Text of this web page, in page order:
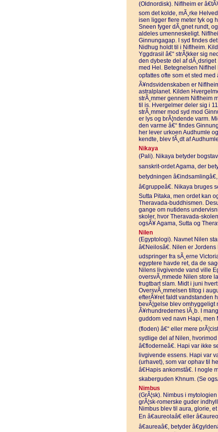
(Oldnordisk). Niflheim er
som det kolde, mÃ¸rke
isen ligger flere meter tyk og
Sneen fyger dÃ¸gnet rundt,
aldeles umenneskeligt.
Ginnungagap. I syd findes
Nidhug holdt til i Niflheim.
Yggdrasil â€“ strÃ¦kker sig
den dybeste del af
med Hel. Betegnelsen Niflhel
opfattes ofte som et sted med
Ã¥ndsvidenskaben er
astralplanet. Kilden
strÃ¸mmer gennem Niflheim
til is. Hvergelmer deler sig i
strÃ¸mmer mod syd mod
er lys og brÃ¦ndende varm.
den varme â€“ findes
her lever urkoen Audhumle
kendte, blev fÃ¸dt af
Nikaya
(Pali). Nikaya betyder
sanskrit-ordet Agama, der
betydningen â€indsamlingâ€,
â€gruppeâ€. Nikaya
Sutta Pitaka, men ordet kan
Theravada-buddhismen.
gange om nutidens
skoler, hvor Theravada-
ogsÃ¥ Agama, Sutta og
Nilen
(Egyptologi). Navnet Nilen
â€Neilosâ€. Nilen er
udspringer fra sÃ¸erne
egyptere havde ret, da de
Nilens livgivende vand ville
oversvÃ¸mmede Nilen store
frugtbart slam. Midt i juni
OversvÃ¸mmelsen tiltog i
efterÃ¥ret faldt vandstanden
bevÃ¦gelse blev
Ã¥rhundredernes lÃ¸b. I
guddom ved navn Hapi, men
(floden) â€“ eller mere
sydlige del af Nilen,
â€floderneâ€. Hapi var
livgivende essens. Hapi var
(urhavet), som var ophav til
â€Hapis ankomstâ€. I
skaberguden Khnum. (Se
Nimbus
(GrÃ¦sk). Nimbus i
grÃ¦sk-romerske guder
Nimbus blev til aura, glorie,
En â€aureolaâ€ eller
â€aureaâ€, betyder